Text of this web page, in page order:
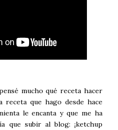
mucho qué receta hacer
receta que hago desde hace
le encanta y que me ha
que subir al blog: ¡ketchup